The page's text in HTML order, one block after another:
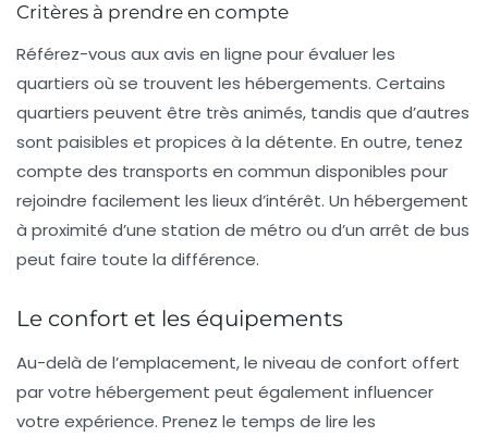
Critères à prendre en compte
Référez-vous auxavis en ligne pour évaluer les
quartiers où se trouvent les hébergements. Certains
quartiers peuvent être très animés, tandis que d’autres
sont paisibles et propices à la détente. En outre, tenez
compte des transports en commun disponibles pour
rejoindre facilement les lieux d’intérêt. Un hébergement
à proximité d’une station de métro ou d’un arrêt de bus
peut faire toute la différence.
Le confort et les équipements
Au-delà de l’emplacement, le niveau de confort offert
par votre hébergement peut également influencer
votre expérience. Prenez le temps de lire les